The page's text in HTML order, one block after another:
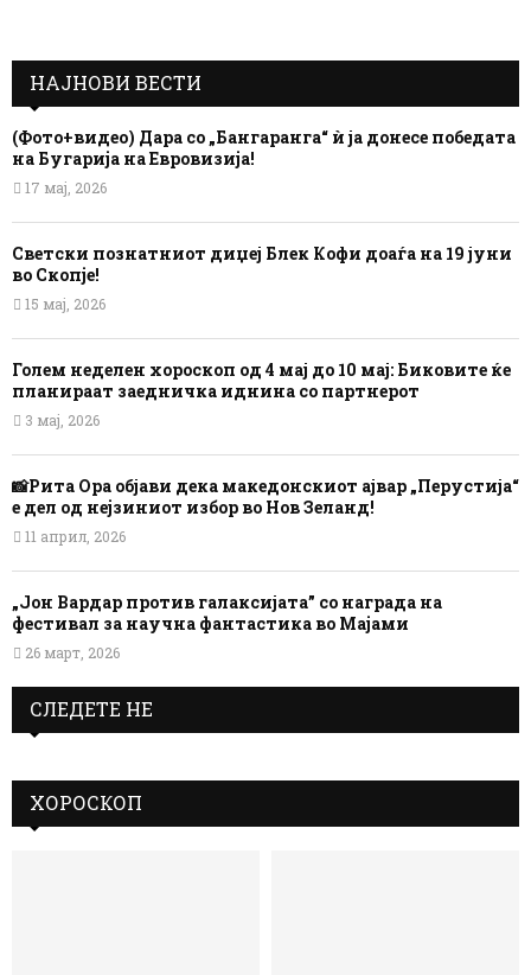
НАЈНОВИ ВЕСТИ
(Фото+видео) Дара со „Бангаранга“ ѝ ја донесе победата
на Бугарија на Евровизија!
17 мај, 2026
Светски познатниот диџеј Блек Кофи доаѓа на 19 јуни
во Скопје!
15 мај, 2026
Голем неделен хороскоп од 4 мај до 10 мај: Биковите ќе
планираат заедничка иднина со партнерот
3 мај, 2026
📸Рита Ора објави дека македонскиот ајвар „Перустија“
е дел од нејзиниот избор во Нов Зеланд!
11 април, 2026
„Јон Вардар против галаксијата” со награда на
фестивал за научна фантастика во Мајами
26 март, 2026
СЛЕДЕТЕ НЕ
ХОРОСКОП